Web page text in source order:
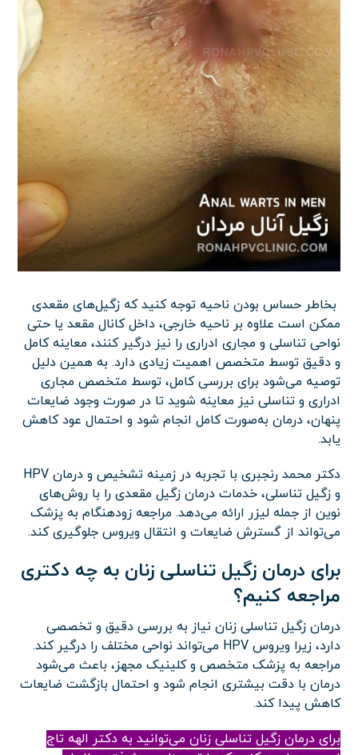
بخاطر حساس بودن ناحیه توجه کنید که زگیل‌های مقعدی
ممکن است علاوه بر ناحیه خارجی، داخل کانال مقعد یا حتی
نواحی تناسلی و مجاری ادراری را نیز درگیر کنند، معاینه کامل
و دقیق توسط متخصص اهمیت زیادی دارد. به همین دلیل
توصیه می‌شود برای بررسی کامل، توسط متخصص مجاری
ادراری و تناسلی نیز معاینه شوید تا در صورت وجود ضایعات
پنهان، درمان به‌صورت کامل انجام شود و احتمال عود کاهش
یابد.
دکتر محمد رنجبری
با تجربه در زمینه تشخیص و درمان HPV
و زگیل تناسلی، خدمات درمان زگیل مقعدی را با روش‌های
نوین از جمله لیزر ارائه می‌دهد. مراجعه زودهنگام به پزشک
می‌تواند از گسترش ضایعات و انتقال ویروس جلوگیری کند.
برای درمان زگیل تناسلی زنان به چه دکتری
مراجعه کنیم؟
درمان زگیل تناسلی زنان نیاز به بررسی دقیق و تخصصی
دارد، زیرا ویروس HPV می‌تواند نواحی مختلف را درگیر کند.
مراجعه به پزشک متخصص و کلینیک مجهز، باعث می‌شود
درمان با دقت بیشتری انجام شود و احتمال بازگشت ضایعات
کاهش پیدا کند.
برای درمان زگیل تناسلی زنان می‌توانید بهدکتر الهه تاج